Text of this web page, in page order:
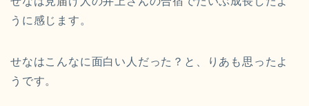
うに感じます。
せなはこんなに面白い人だった？と、りあも思ったよ
うです。